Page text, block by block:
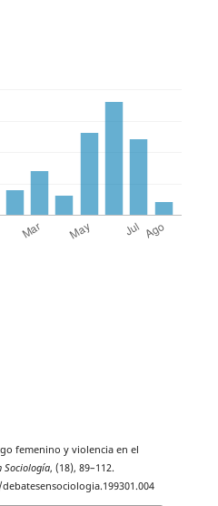
femenino y violencia en el
Sociología, (18), 89–112.